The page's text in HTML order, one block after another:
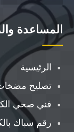
المساعدة
الرئيسية
تصليح
فني صحي
رقم سباك